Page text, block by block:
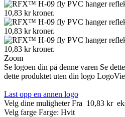
Zoom
Se logoen din på denne varen Se
dette produktet uten din logo
Last opp en annen logo
Velg dine muligheter Fra 10,83 kr
Velg farge Farge: Hvit